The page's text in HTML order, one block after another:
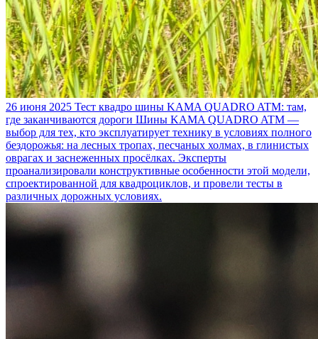
26 июня 2025 Тест квадро шины KAMA QUADRO ATM: там,
где заканчиваются дороги Шины KAMA QUADRO ATM —
выбор для тех, кто эксплуатирует технику в условиях полного
бездорожья: на лесных тропах, песчаных холмах, в глинистых
оврагах и заснеженных просёлках. Эксперты
проанализировали конструктивные особенности этой модели,
спроектированной для квадроциклов, и провели тесты в
различных дорожных условиях.